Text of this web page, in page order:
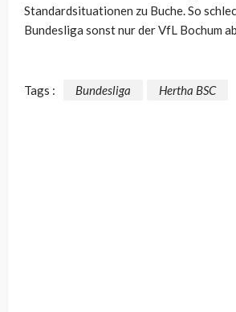
Standardsituationen zu Buche. So
Bundesliga sonst nur der VfL Bochum
Tags : Bundesliga Hertha BSC